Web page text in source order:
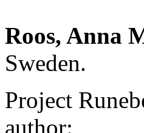
Roos, Anna
Sweden.
Project
author: